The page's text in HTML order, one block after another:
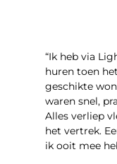
“Ik heb via
huren toen
geschikte
waren snel,
Alles verliep
het vertrek.
ik ooit mee